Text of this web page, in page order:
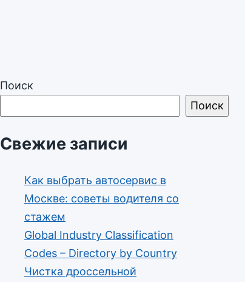
Поиск
Поиск
Свежие записи
Как выбрать автосервис в
Москве: советы водителя со
стажем
Global Industry Classification
Codes – Directory by Country
Чистка дроссельной